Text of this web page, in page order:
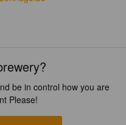
be in control how you are
Please!